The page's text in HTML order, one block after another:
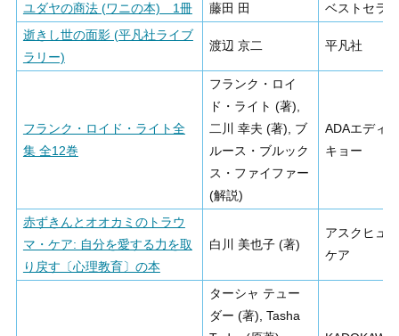
ユダヤの商法 (ワニの本) 1冊
藤田 田
ベストセラ
逝きし世の面影 (平凡社ライブ
ラリー)
渡辺 京二 平凡社
フランク・ロイド・ライト全
集 全12巻
フランク・ロイ
ド・ライト (著),
二川 幸夫 (著), ブ
ルース・ブルック
ス・ファイファー
(解説)
ADAエディ
キョー
赤ずきんとオオカミのトラウ
マ・ケア: 自分を愛する力を取
り戻す〔心理教育〕の本
白川 美也子 (著)
アスクヒュ
ケア
ターシャ テュー
ダー (著), Tasha